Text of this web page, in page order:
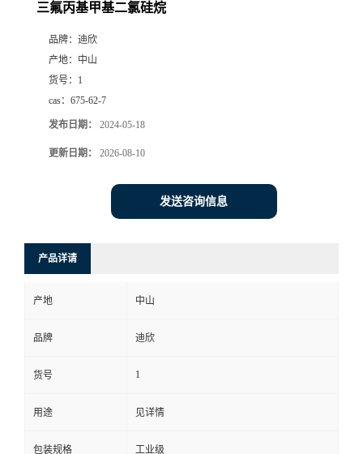
厅
方
式
在
线
三氟丙基甲基二氯硅烷
品牌： 迪欣
产地： 中山
货号： 1
cas： 675-62-7
发布日期： 2024-05-18
更新日期： 2026-08-10
发送咨询信息
产品详请
产地 中山
品牌 迪欣
货号 1
用途 见详情
包装规格 工业级